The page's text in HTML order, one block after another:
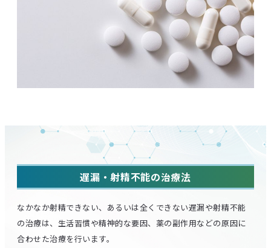
遅漏・射精不能の治療法
なかなか射精できない、あるいは全くできない遅漏や射精不能
の治療は、生活習慣や精神的な要因、薬の副作用などの原因に
合わせた治療を行います。